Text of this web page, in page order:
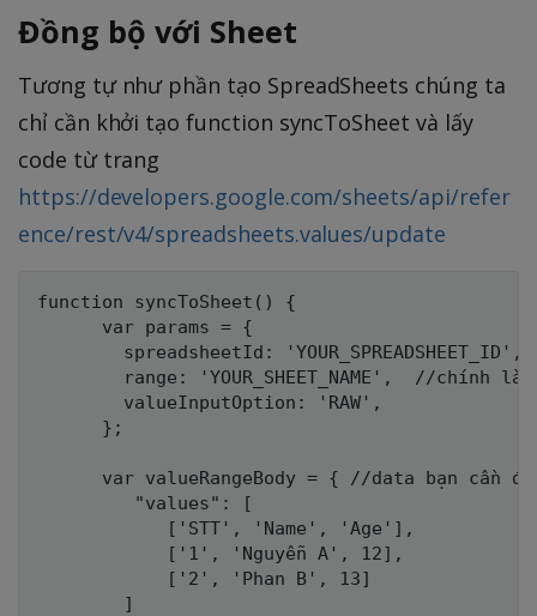
Đồng bộ với Sheet
Tương tự như phần tạo SpreadSheets chúng ta
chỉ cần khởi tạo function syncToSheet và lấy
code từ trang
https://developers.google.com/sheets/api/refer
ence/rest/v4/spreadsheets.values/update
function syncToSheet() {
      var params = {
spreadsheetId:
range: 'YOUR_SHEET_NAME',  //chính là
        valueInputOption: 'RAW',
      };
var valueRangeBody = { //data bạn cần
         "values": [
            ['STT', 'Name', 'Age'],
            ['1', 'Nguyễn A', 12],
            ['2', 'Phan B', 13]
        ]